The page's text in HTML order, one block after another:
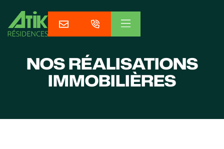
NOS RÉALISATIONS
IMMOBILIÈRES